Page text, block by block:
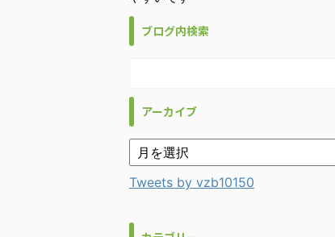
ブログ内検索
アーカイブ
Tweets by vzb10150